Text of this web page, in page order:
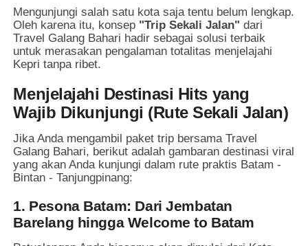
Mengunjungi salah satu kota saja tentu belum lengkap.
Oleh karena itu, konsep "Trip Sekali Jalan" dari
Travel Galang Bahari hadir sebagai solusi terbaik
untuk merasakan pengalaman totalitas menjelajahi
Kepri tanpa ribet.
Menjelajahi Destinasi Hits yang
Wajib Dikunjungi (Rute Sekali Jalan)
Jika Anda mengambil paket trip bersama Travel
Galang Bahari, berikut adalah gambaran destinasi viral
yang akan Anda kunjungi dalam rute praktis Batam -
Bintan - Tanjungpinang:
1. Pesona Batam: Dari Jembatan
Barelang hingga Welcome to Batam